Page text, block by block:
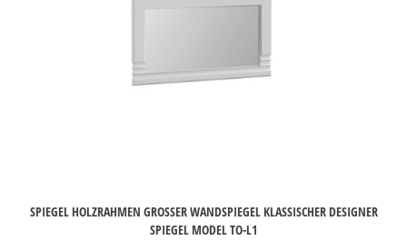
SPIEGEL HOLZRAHMEN GROSSER WANDSPIEGEL KLASSISCHER DESIGNER S
PIEGEL MODEL TO-L1